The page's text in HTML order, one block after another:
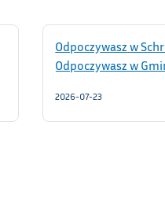
Odpoczywasz w
Odpoczywasz w
2026-07-23